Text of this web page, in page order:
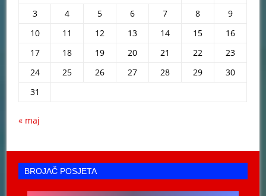
3
4 5 6 7 8
9
10
11 12 13 14 15
16
17
18 19 20 21 22
23
24
25 26 27 28 29
30
31
« maj
BROJAČ POSJETA